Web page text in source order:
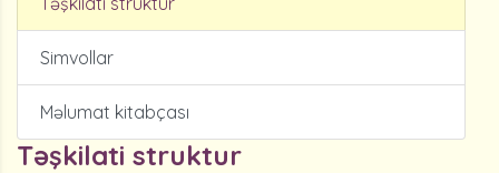
Simvollar
Məlumat kitabçası
Təşkilati struktur